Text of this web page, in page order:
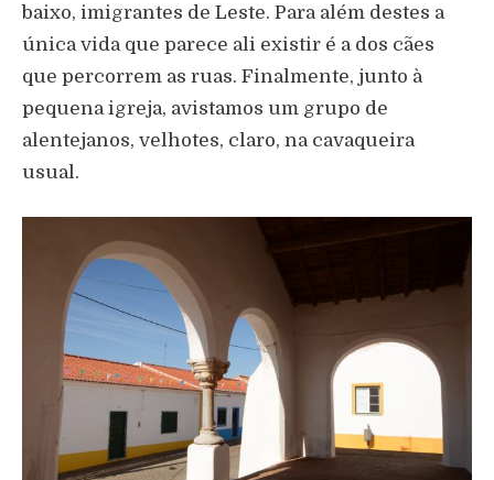
baixo, imigrantes de Leste. Para além destes a
única vida que parece ali existir é a dos cães
que percorrem as ruas. Finalmente, junto à
pequena igreja, avistamos um grupo de
alentejanos, velhotes, claro, na cavaqueira
usual.